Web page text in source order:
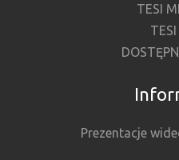
TESI
Prezentacje